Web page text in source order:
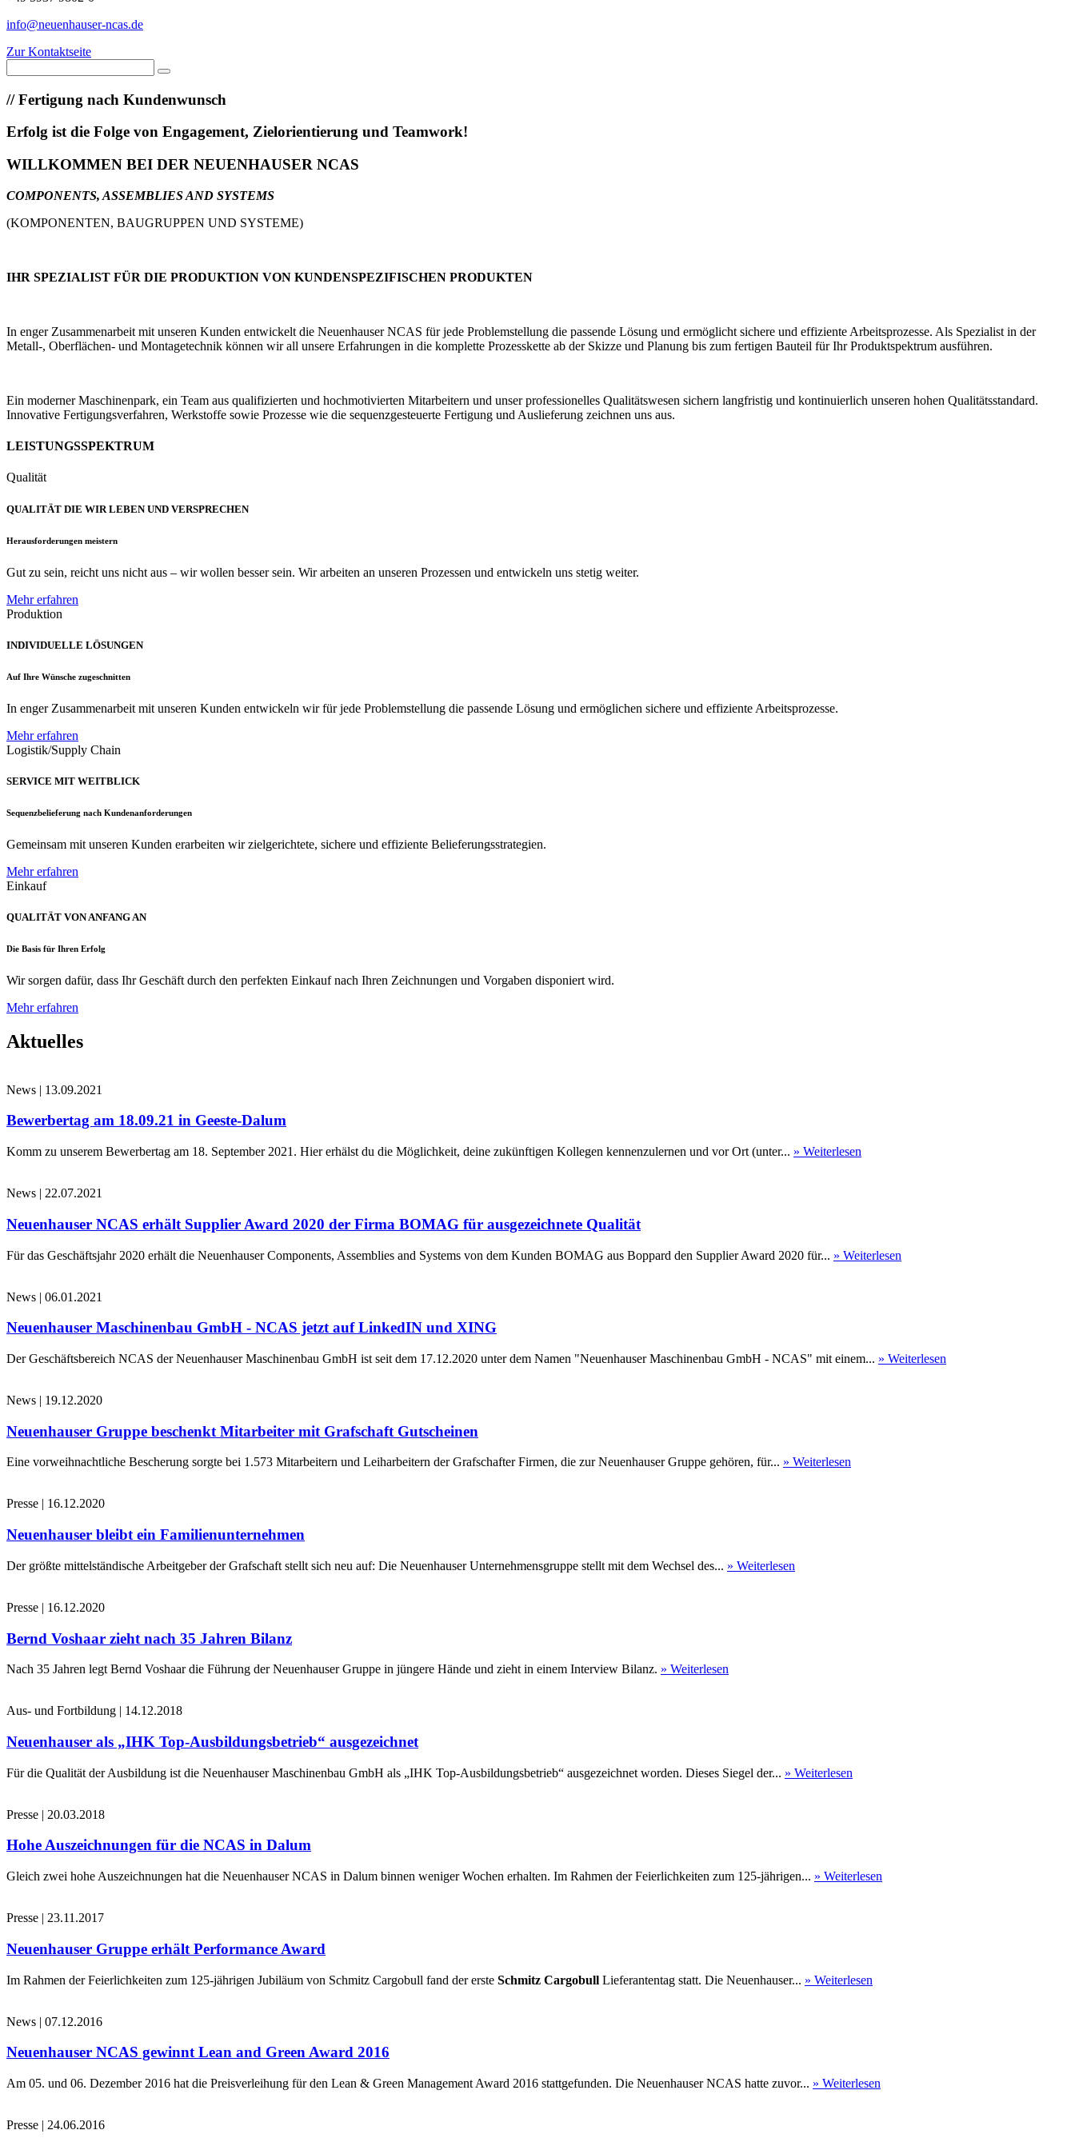
info@neuenhauser-ncas.de
Zur Kontaktseite
//Fertigung nach Kundenwunsch
Erfolg ist die Folge von Engagement, Zielorientierung und Teamwork!
WILLKOMMEN BEI DER NEUENHAUSER NCAS
COMPONENTS, ASSEMBLIES AND SYSTEMS
(KOMPONENTEN, BAUGRUPPEN UND SYSTEME)
IHR SPEZIALIST FÜR DIE PRODUKTION VON KUNDENSPEZIFISCHEN PRODUKTEN
In enger Zusammenarbeit mit unseren Kunden entwickelt die Neuenhauser NCAS für jede Problemstellung die passende Lösung und ermöglicht sichere und effiziente Arbeitsprozesse. Als Spezialist in der
Metall-, Oberflächen- und Montagetechnik können wir all unsere Erfahrungen in die komplette Prozesskette ab der Skizze und Planung bis zum fertigen Bauteil für Ihr Produktspektrum ausführen.
Ein moderner Maschinenpark, ein Team aus qualifizierten und hochmotivierten Mitarbeitern und unser professionelles Qualitätswesen sichern langfristig und kontinuierlich unseren hohen Qualitätsstandard.
Innovative Fertigungsverfahren, Werkstoffe sowie Prozesse wie die sequenzgesteuerte Fertigung und Auslieferung zeichnen uns aus.
LEISTUNGSSPEKTRUM
Qualität
QUALITÄT DIE WIR LEBEN UND VERSPRECHEN
Herausforderungen meistern
Gut zu sein, reicht uns nicht aus – wir wollen besser sein. Wir arbeiten an unseren Prozessen und entwickeln uns stetig weiter.
Mehr erfahren
Produktion
INDIVIDUELLE LÖSUNGEN
Auf Ihre Wünsche zugeschnitten
In enger Zusammenarbeit mit unseren Kunden entwickeln wir für jede Problemstellung die passende Lösung und ermöglichen sichere und effiziente Arbeitsprozesse.
Mehr erfahren
Logistik/Supply Chain
SERVICE MIT WEITBLICK
Sequenzbelieferung nach Kundenanforderungen
Gemeinsam mit unseren Kunden erarbeiten wir zielgerichtete, sichere und effiziente Belieferungsstrategien.
Mehr erfahren
Einkauf
QUALITÄT VON ANFANG AN
Die Basis für Ihren Erfolg
Wir sorgen dafür, dass Ihr Geschäft durch den perfekten Einkauf nach Ihren Zeichnungen und Vorgaben disponiert wird.
Mehr erfahren
Aktuelles
News | 13.09.2021
Bewerbertag am 18.09.21 in Geeste-Dalum
Komm zu unserem Bewerbertag am 18. September 2021. Hier erhälst du die Möglichkeit, deine zukünftigen Kollegen kennenzulernen und vor Ort (unter... » Weiterlesen
News | 22.07.2021
Neuenhauser NCAS erhält Supplier Award 2020 der Firma BOMAG für ausgezeichnete Qualität
Für das Geschäftsjahr 2020 erhält die Neuenhauser Components, Assemblies and Systems von dem Kunden BOMAG aus Boppard den Supplier Award 2020 für... » Weiterlesen
News | 06.01.2021
Neuenhauser Maschinenbau GmbH - NCAS jetzt auf LinkedIN und XING
Der Geschäftsbereich NCAS der Neuenhauser Maschinenbau GmbH ist seit dem 17.12.2020 unter dem Namen "Neuenhauser Maschinenbau GmbH - NCAS" mit einem... » Weiterlesen
News | 19.12.2020
Neuenhauser Gruppe beschenkt Mitarbeiter mit Grafschaft Gutscheinen
Eine vorweihnachtliche Bescherung sorgte bei 1.573 Mitarbeitern und Leiharbeitern der Grafschafter Firmen, die zur Neuenhauser Gruppe gehören, für... » Weiterlesen
Presse | 16.12.2020
Neuenhauser bleibt ein Familienunternehmen
Der größte mittelständische Arbeitgeber der Grafschaft stellt sich neu auf: Die Neuenhauser Unternehmensgruppe stellt mit dem Wechsel des... » Weiterlesen
Presse | 16.12.2020
Bernd Voshaar zieht nach 35 Jahren Bilanz
Nach 35 Jahren legt Bernd Voshaar die Führung der Neuenhauser Gruppe in jüngere Hände und zieht in einem Interview Bilanz. » Weiterlesen
Aus- und Fortbildung | 14.12.2018
Neuenhauser als „IHK Top-Ausbildungsbetrieb“ ausgezeichnet
Für die Qualität der Ausbildung ist die Neuenhauser Maschinenbau GmbH als „IHK Top-Ausbildungsbetrieb“ ausgezeichnet worden. Dieses Siegel der... » Weiterlesen
Presse | 20.03.2018
Hohe Auszeichnungen für die NCAS in Dalum
Gleich zwei hohe Auszeichnungen hat die Neuenhauser NCAS in Dalum binnen weniger Wochen erhalten. Im Rahmen der Feierlichkeiten zum 125-jährigen... » Weiterlesen
Presse | 23.11.2017
Neuenhauser Gruppe erhält Performance Award
Im Rahmen der Feierlichkeiten zum 125-jährigen Jubiläum von Schmitz Cargobull fand der erste Schmitz Cargobull Lieferantentag statt. Die Neuenhauser... » Weiterlesen
News | 07.12.2016
Neuenhauser NCAS gewinnt Lean and Green Award 2016
Am 05. und 06. Dezember 2016 hat die Preisverleihung für den Lean & Green Management Award 2016 stattgefunden. Die Neuenhauser NCAS hatte zuvor... » Weiterlesen
Presse | 24.06.2016